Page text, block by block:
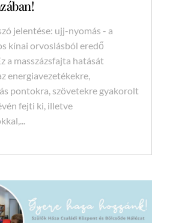
jelentése: ujj-nyomás - a
kínai orvoslásból eredő
a masszázsfajta hatását
energiavezetékekre,
pontokra, szövetekre gyakorolt
fejti ki, illetve